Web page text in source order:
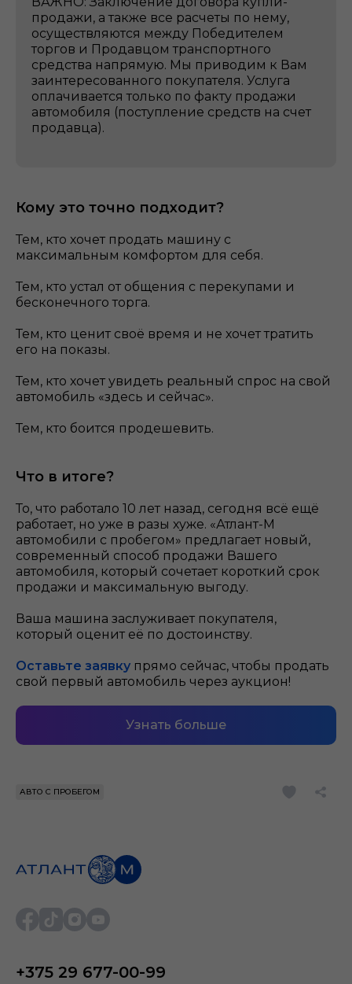
продажи, а также все расчеты по нему,
осуществляются между Победителем
торгов и Продавцом транспортного
средства напрямую. Мы приводим к Вам
заинтересованного покупателя. Услуга
оплачивается только по факту продажи
автомобиля (поступление средств на счет
продавца).
Кому это точно подходит?
Тем, кто хочет продать машину с
максимальным комфортом для себя.
Тем, кто устал от общения с перекупами и
бесконечного торга.
Тем, кто ценит своё время и не хочет тратить
его на показы.
Тем, кто хочет увидеть реальный спрос на свой
автомобиль «здесь и сейчас».
Тем, кто боится продешевить.
Что в итоге?
То, что работало 10 лет назад, сегодня всё ещё
работает, но уже в разы хуже. «Атлант-М
автомобили с пробегом» предлагает новый,
современный способ продажи Вашего
автомобиля, который сочетает короткий срок
продажи и максимальную выгоду.
Ваша машина заслуживает покупателя,
который оценит её по достоинству.
Оставьте заявку прямо сейчас, чтобы продать
свой первый автомобиль через аукцион!
Узнать больше
АВТО С ПРОБЕГОМ
+375 29 677-00-99